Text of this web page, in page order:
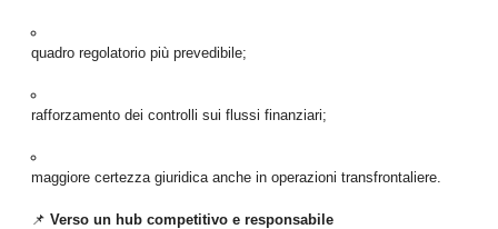
quadro regolatorio più prevedibile;
rafforzamento dei controlli sui flussi finanziari;
maggiore certezza giuridica anche in operazioni transfrontaliere.
📌Verso un hub competitivo e responsabile